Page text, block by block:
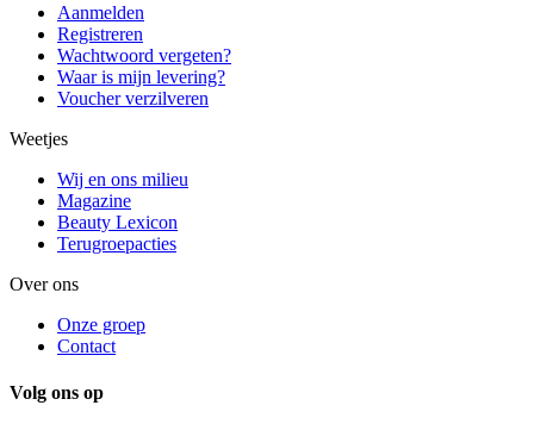
Aanmelden
Registreren
Wachtwoord vergeten?
Waar is mijn levering?
Voucher verzilveren
Weetjes
Wij en ons milieu
Magazine
Beauty Lexicon
Terugroepacties
Over ons
Onze groep
Contact
Volg ons op